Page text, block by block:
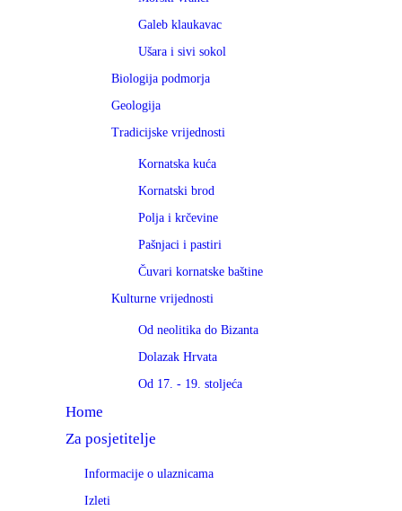
Galeb klaukavac
Ušara i sivi sokol
Biologija podmorja
Geologija
Tradicijske vrijednosti
Kornatska kuća
Kornatski brod
Polja i krčevine
Pašnjaci i pastiri
Čuvari kornatske baštine
Kulturne vrijednosti
Od neolitika do Bizanta
Dolazak Hrvata
Od 17. - 19. stoljeća
Home
Za posjetitelje
Informacije o ulaznicama
Izleti